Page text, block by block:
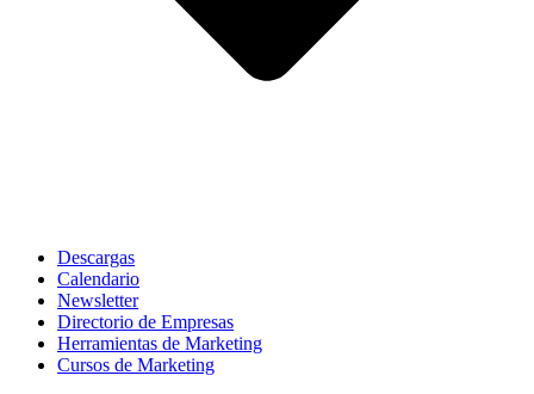
Descargas
Calendario
Newsletter
Directorio de Empresas
Herramientas de Marketing
Cursos de Marketing